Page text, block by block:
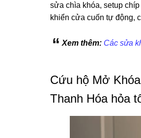
sửa chìa khóa, setup
khiển cửa cuốn tự động,
Xem thêm: Các sửa
Cứu hộ Mở
Thanh Hóa hỏa